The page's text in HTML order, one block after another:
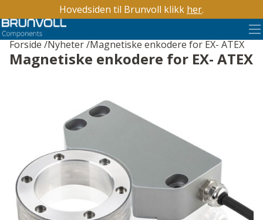
Hovedsiden til Brunvoll klikk her.
Forside Nyheter Magnetiske enkodere for EX- ATEX
Magnetiske enkodere for EX- ATEX